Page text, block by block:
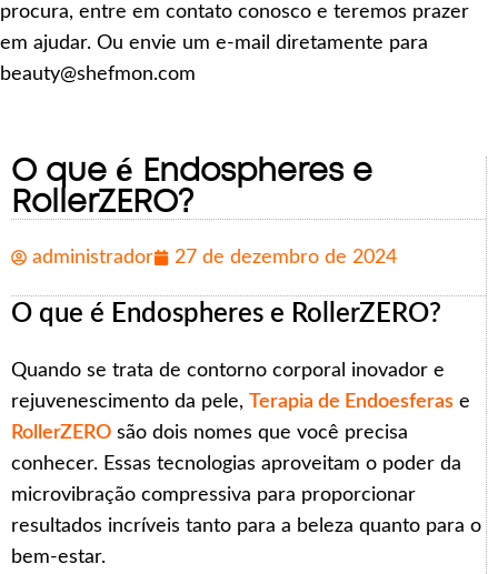
procura, entre em contato conosco e teremos prazer
em ajudar. Ou envie um e-mail diretamente para
beauty@shefmon.com
O que é Endospheres e
RollerZERO?
administrador 27 de dezembro de 2024
O que é Endospheres e RollerZERO?
Quando se trata de contorno corporal inovador e
rejuvenescimento da pele, Terapia de Endoesferas e
RollerZERO são dois nomes que você precisa
conhecer. Essas tecnologias aproveitam o poder da
microvibração compressiva para proporcionar
resultados incríveis tanto para a beleza quanto para o
bem-estar.